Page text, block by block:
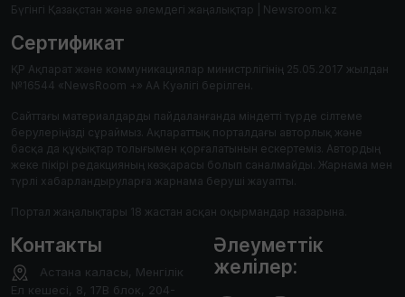
Бүгінгі Қазақстан және әлемдегі жаңалықтар | Newsroom.kz
Сертификат
ҚР Ақпарат және коммуникациялар министрлігінің 25.05.2017 жылдан
№16544 «NewsRoom +» АА Куәлігі берілген.
Сайттағы материалдарды пайдаланғанда міндетті түрде сілтеме
берулеріңізді сұраймыз. Ақпараттық порталдағы авторлық және
басқа да құқықтар толығымен қорғалатынын ескертеміз. Автордың
жеке пікірі редакцияның көзқарасы болып саналмайды. Жарнама мен
түрлі хабарландыруларға жарнама беруші жауапты.
Портал жаңалықтары 18 жастан асқан оқырмандар назарына.
Контакты
Астана каласы, Менгілік
Ел кешесі, 8, 17В блок, 204-
Әлеуметтік
желілер: